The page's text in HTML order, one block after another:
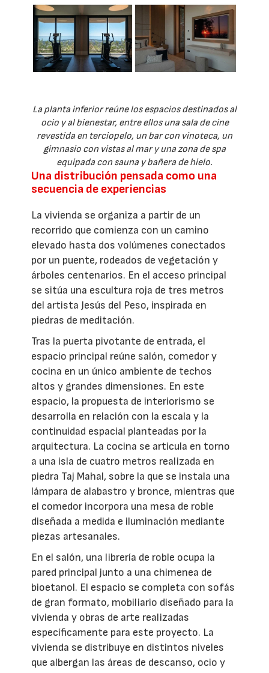
La planta inferior reúne los espacios destinados al
ocio y al bienestar, entre ellos una sala de cine
revestida en terciopelo, un bar con vinoteca, un
gimnasio con vistas al mar y una zona de spa
equipada con sauna y bañera de hielo.
Una distribución pensada como una
secuencia de experiencias
La vivienda se organiza a partir de un
recorrido que comienza con un camino
elevado hasta dos volúmenes conectados
por un puente, rodeados de vegetación y
árboles centenarios. En el acceso principal
se sitúa una escultura roja de tres metros
del artista Jesús del Peso, inspirada en
piedras de meditación.
Tras la puerta pivotante de entrada, el
espacio principal reúne salón, comedor y
cocina en un único ambiente de techos
altos y grandes dimensiones. En este
espacio, la propuesta de interiorismo se
desarrolla en relación con la escala y la
continuidad espacial planteadas por la
arquitectura. La cocina se articula en torno
a una isla de cuatro metros realizada en
piedra Taj Mahal, sobre la que se instala una
lámpara de alabastro y bronce, mientras que
el comedor incorpora una mesa de roble
diseñada a medida e iluminación mediante
piezas artesanales.
En el salón, una librería de roble ocupa la
pared principal junto a una chimenea de
bioetanol. El espacio se completa con sofás
de gran formato, mobiliario diseñado para la
vivienda y obras de arte realizadas
específicamente para este proyecto. La
vivienda se distribuye en distintos niveles
que albergan las áreas de descanso, ocio y